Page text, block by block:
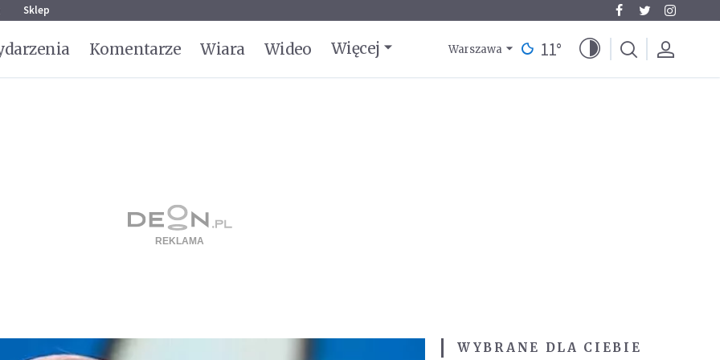
Sklep
Komentarze Wiara Wideo Więcej Warszawa 11°
WYBRANE DLA CIEBIE